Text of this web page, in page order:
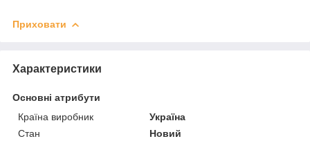
Приховати
Характеристики
Основні атрибути
Країна виробник
Україна
Стан
Новий